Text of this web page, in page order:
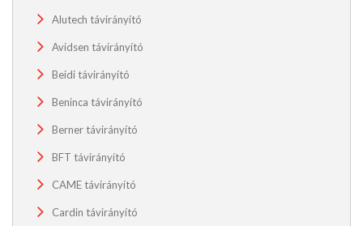
Alutech távirányító
Avidsen távirányító
Beidi távirányító
Beninca távirányító
Berner távirányító
BFT távirányító
CAME távirányító
Cardin távirányító